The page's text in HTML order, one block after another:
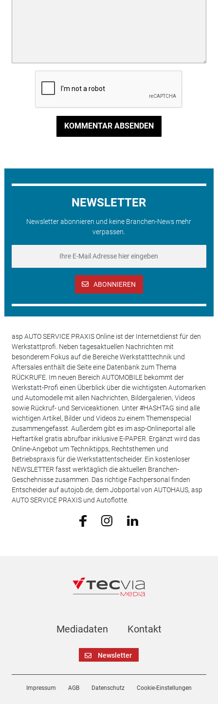
KOMMENTAR ABSENDEN
NEWSLETTER
Newsletter abonnieren und keine Branchen-News mehr
verpassen.
ABONNIEREN
asp AUTO SERVICE PRAXIS Online ist der Internetdienst für den
Werkstattprofi. Neben tagesaktuellen Nachrichten mit
besonderem Fokus auf die Bereiche Werkstatttechnik und
Aftersales enthält die Seite eine Datenbank zum Thema
RÜCKRUFE. Im neuen Bereich AUTOMOBILE bekommt der
Werkstatt-Profi einen Überblick über die wichtigsten Automarken
und Automodelle mit allen Nachrichten, Bildergalerien, Videos
sowie Rückruf- und Serviceaktionen. Unter #HASHTAG sind alle
wichtigen Artikel, Bilder und Videos zu einem Themenspecial
zusammengefasst. Außerdem gibt es im asp-Onlineportal alle
Heftartikel gratis abrufbar inklusive E-PAPER. Ergänzt wird das
Online-Angebot um Techniktipps, Rechtsthemen und
Betriebspraxis für die Werkstattentscheider. Ein kostenloser
NEWSLETTER fasst werktäglich die aktuellen Branchen-
Geschehnisse zusammen. Das richtige Fachpersonal finden
Entscheider auf autojob.de, dem Jobportal von AUTOHAUS, asp
AUTO SERVICE PRAXIS und Autoflotte.
Mediadaten Kontakt
Newsletter
Impressum AGB Datenschutz Cookie-Einstellungen